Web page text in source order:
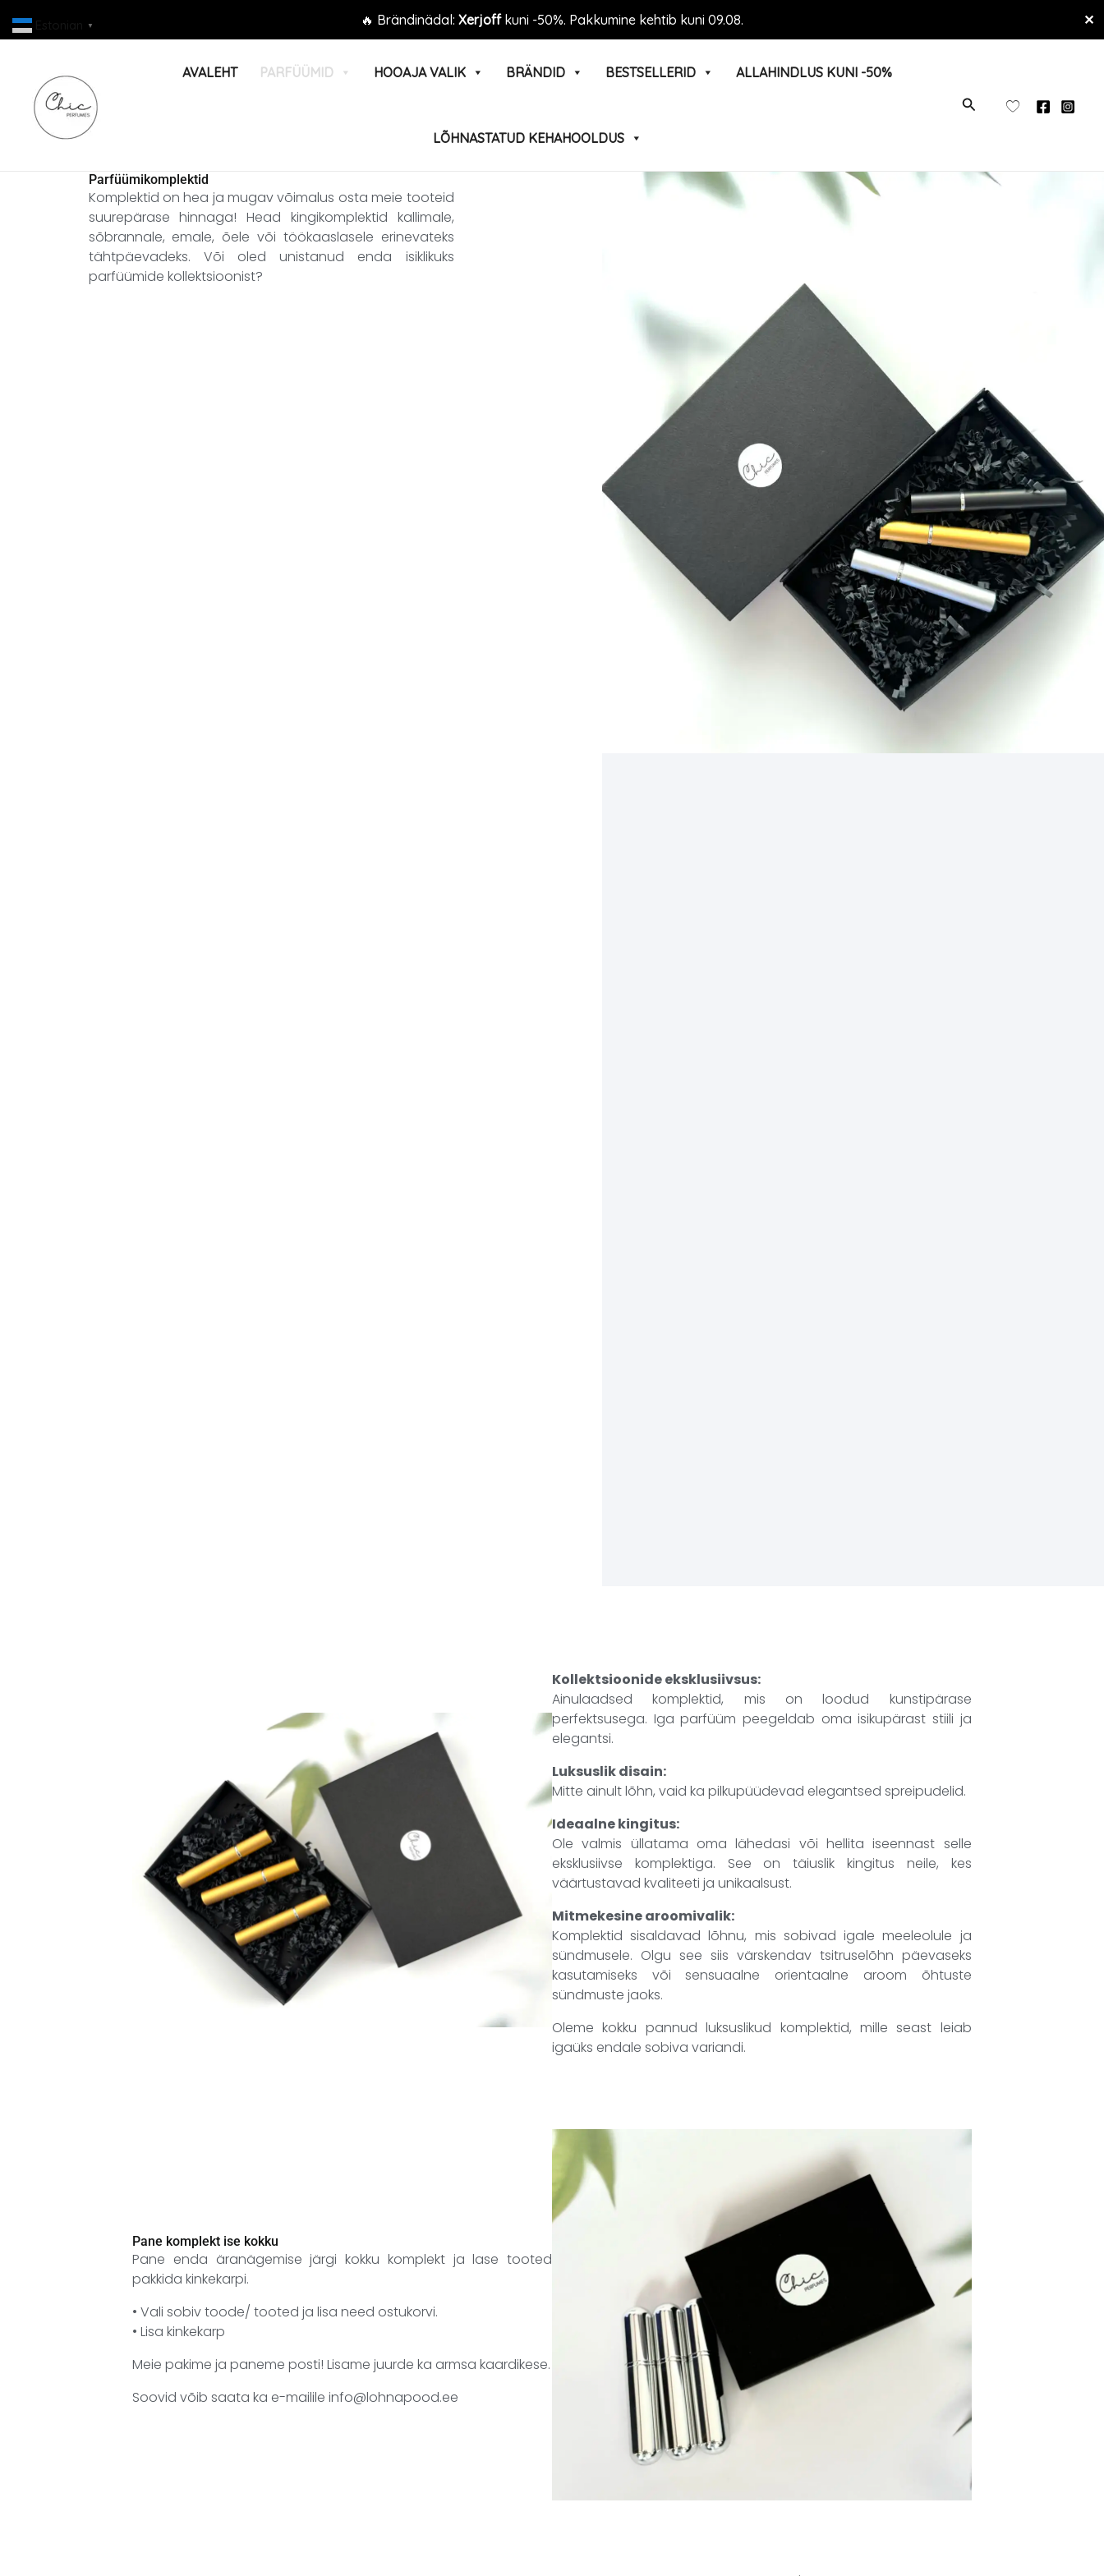
🔥 Brändinädal: Xerjoffkuni -50%. Pakkumine kehtib kuni 09.08. ✕
AVALEHT
PARFÜÜMID HOOAJA VALIK BRÄNDID BESTSELLERID ALLAHINDLUS KUNI -50%
LÕHNASTATUD KEHAHOOLDUS
OTSI
Parfüümikomplektid
Komplektid on hea ja mugav võimalus osta meie tooteid
suurepärase hinnaga! Head kingikomplektid kallimale,
sõbrannale, emale, õele või töökaaslasele erinevateks
tähtpäevadeks. Või oled unistanud enda isiklikuks
parfüümide kollektsioonist?
Kollektsioonide eksklusiivsus:
Ainulaadsed komplektid, mis on loodud kunstipärase
perfektsusega. Iga parfüüm peegeldab oma isikupärast stiili ja
elegantsi.
Luksuslik disain:
Mitte ainult lõhn, vaid ka pilkupüüdevad elegantsed spreipudelid.
Ideaalne kingitus:
Ole valmis üllatama oma lähedasi või hellita iseennast selle
eksklusiivse komplektiga. See on täiuslik kingitus neile, kes
väärtustavad kvaliteeti ja unikaalsust.
Mitmekesine aroomivalik:
Komplektid sisaldavad lõhnu, mis sobivad igale meeleolule ja
sündmusele. Olgu see siis värskendav tsitruselõhn päevaseks
kasutamiseks või sensuaalne orientaalne aroom õhtuste
sündmuste jaoks.
Oleme kokku pannud luksuslikud komplektid, mille seast leiab
igaüks endale sobiva variandi.
Pane komplekt ise kokku
Pane enda äranägemise järgi kokku komplekt ja lase tooted
pakkida kinkekarpi.
• Vali sobiv toode/ tooted ja lisa need ostukorvi.
• Lisa kinkekarp
Meie pakime ja paneme posti! Lisame juurde ka armsa kaardikese.
Soovid võib saata ka e-mailile info@lohnapood.ee
▼